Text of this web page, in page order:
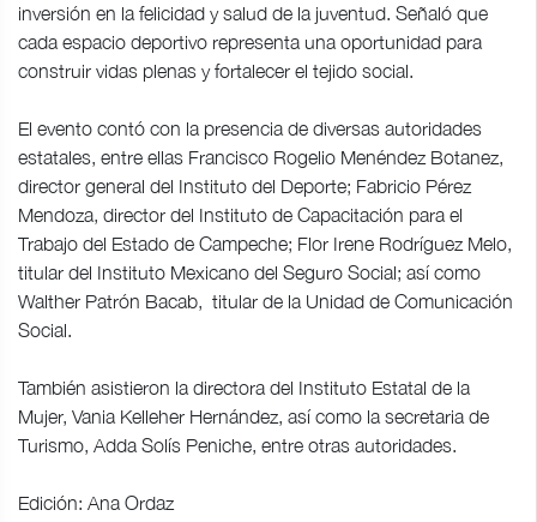
inversión en la felicidad y salud de la juventud. Señaló que
cada espacio deportivo representa una oportunidad para
construir vidas plenas y fortalecer el tejido social.
El evento contó con la presencia de diversas autoridades
estatales, entre ellas Francisco Rogelio Menéndez Botanez,
director general del Instituto del Deporte; Fabricio Pérez
Mendoza, director del Instituto de Capacitación para el
Trabajo del Estado de Campeche; Flor Irene Rodríguez Melo,
titular del Instituto Mexicano del Seguro Social; así como
Walther Patrón Bacab, titular de la Unidad de Comunicación
Social.
También asistieron la directora del Instituto Estatal de la
Mujer, Vania Kelleher Hernández, así como la secretaria de
Turismo, Adda Solís Peniche, entre otras autoridades.
Edición: Ana Ordaz